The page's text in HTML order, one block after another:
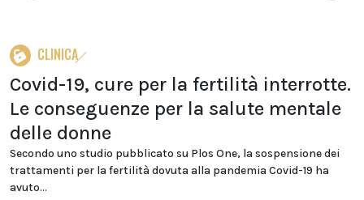
CLINICA
Covid-19, cure per la fertilità interrotte.
Le conseguenze per la salute mentale
delle donne
Secondo uno studio pubblicato su Plos One, la sospensione dei
trattamenti per la fertilità dovuta alla pandemia Covid-19 ha
avuto...